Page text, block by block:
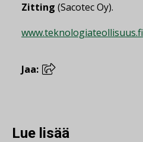
Zitting (Sacotec Oy).
www.teknologiateollisuus.fi
Jaa:
Lue lisää